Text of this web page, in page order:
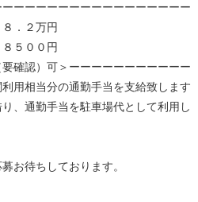
ーーーーーーーーーーーーーーーー
．２万円
５００円
確認）可＞ーーーーーーーーーーー
用相当分の通勤手当を支給致します
、通勤手当を駐車場代として利用し
お待ちしております。